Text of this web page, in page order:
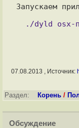
Запускаем
07.08.2013 , Источник:
Раздел: Корень /
Обсуждение